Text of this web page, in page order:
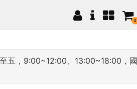
0
，9:00~12:00、13:00~18:00，國